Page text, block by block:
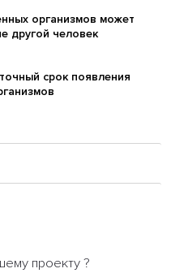
организмов может
другой человек
срок появления
проекту ?